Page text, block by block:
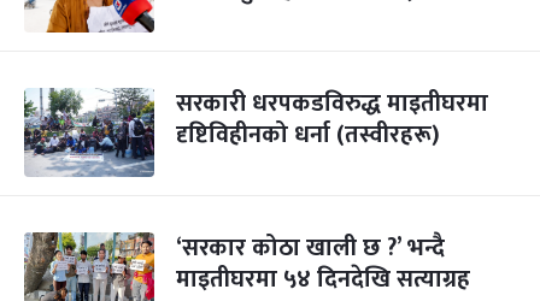
सरकारी धरपकडविरुद्ध माइतीघरमा
दृष्टिविहीनको धर्ना (तस्वीरहरू)
‘सरकार कोठा खाली छ ?’ भन्दै
माइतीघरमा ५४ दिनदेखि सत्याग्रह